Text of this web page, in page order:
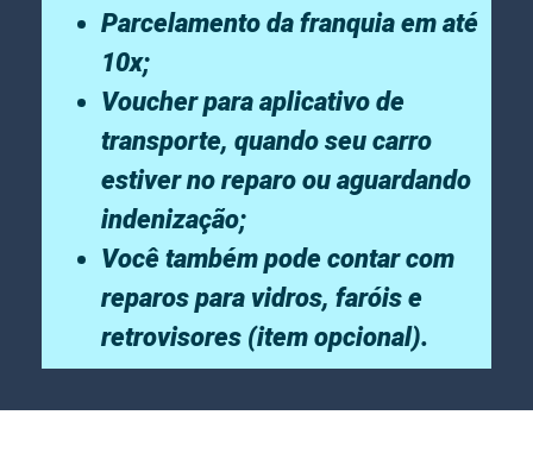
Parcelamento da franquia em até
10x;
Voucher para aplicativo de
transporte, quando seu carro
estiver no reparo ou aguardando
indenização;
Você também pode contar com
reparos para vidros, faróis e
retrovisores (item opcional).